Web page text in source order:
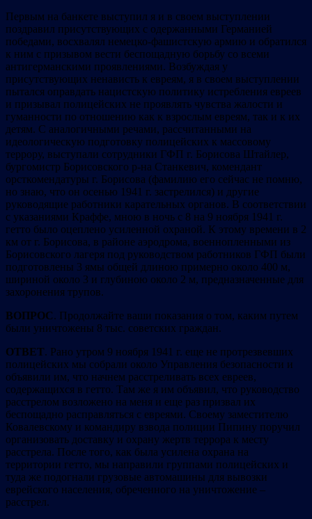
Первым на банкете выступил я и в своем выступлении
поздравил присутствующих с одержанными Германией
победами, восхвалял немецко-фашистскую армию и обратился
к ним с призывом вести беспощадную борьбу со всеми
антигерманскими проявлениями. Возбуждая у
присутствующих ненависть к евреям, я в своем выступлении
пытался оправдать нацистскую политику истребления евреев
и призывал полицейских не проявлять чувства жалости и
гуманности по отношению как к взрослым евреям, так и к их
детям. С аналогичными речами, рассчитанными на
идеологическую подготовку полицейских к массовому
террору, выступали сотрудники ГФП г. Борисова Штайлер,
бургомистр Борисовского р-на Станкевич, комендант
орсткомендатуры г. Борисова (фамилию его сейчас не помню,
но знаю, что он осенью 1941 г. застрелился) и другие
руководящие работники карательных органов. В соответствии
с указаниями Краффе, мною в ночь с 8 на 9 ноября 1941 г.
гетто было оцеплено усиленной охраной. К этому времени в 2
км от г. Борисова, в районе аэродрома, военнопленными из
Борисовского лагеря под руководством работников ГФП были
подготовлены 3 ямы общей длиною примерно около 400 м,
шириной около 3 и глубиною около 2 м, предназначенные для
захоронения трупов.
ВОПРОС. Продолжайте ваши показания о том, каким путем
были уничтожены 8 тыс. советских граждан.
ОТВЕТ. Рано утром 9 ноября 1941 г. еще не протрезвевших
полицейских мы собрали около Управления безопасности и
объявили им, что начнем расстреливать всех евреев,
содержащихся в гетто. Там же я им объявил, что руководство
расстрелом возложено на меня и еще раз призвал их
беспощадно расправляться с евреями. Своему заместителю
Ковалевскому и командиру взвода полиции Пипину поручил
организовать доставку и охрану жертв террора к месту
расстрела. После того, как была усилена охрана на
территории гетто, мы направили группами полицейских и
туда же подогнали грузовые автомашины для вывозки
еврейского населения, обреченного на уничтожение –
расстрел.